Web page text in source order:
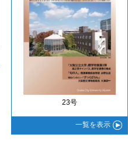
23号
一覧を表示